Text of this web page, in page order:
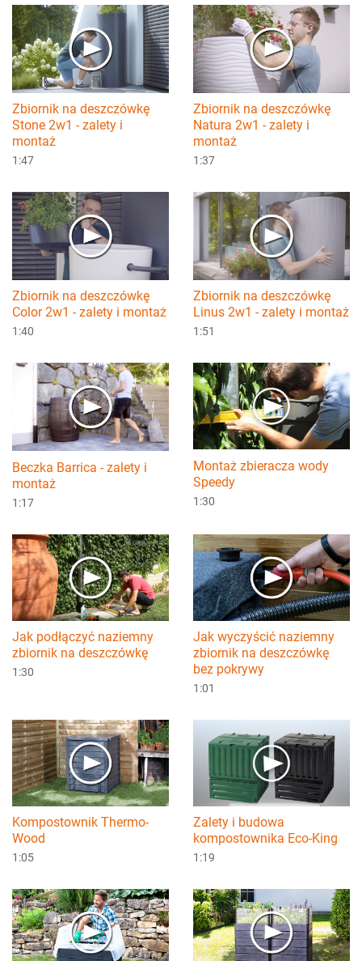
Zbiornik na deszczówkę
Stone 2w1 - zalety i
montaż
1:47
Zbiornik na deszczówkę
Natura 2w1 - zalety i
montaż
1:37
Zbiornik na deszczówkę
Color 2w1 - zalety i montaż
1:40
Zbiornik na deszczówkę
Linus 2w1 - zalety i montaż
1:51
Beczka Barrica - zalety i
montaż
1:17
Montaż zbieracza wody
Speedy
1:30
Jak podłączyć naziemny
zbiornik na deszczówkę
1:30
Jak wyczyścić naziemny
zbiornik na deszczówkę
bez pokrywy
1:01
Kompostownik Thermo-
Wood
1:05
Zalety i budowa
kompostownika Eco-King
1:19